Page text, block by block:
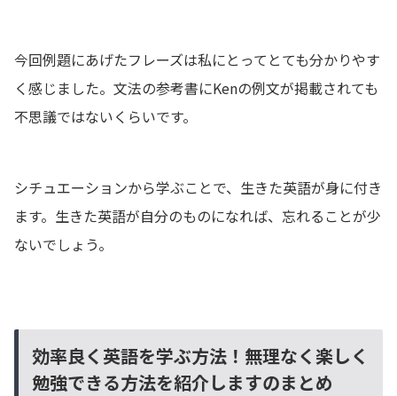
今回例題にあげたフレーズは私にとってとても分かりやす
く感じました。文法の参考書にKenの例文が掲載されても
不思議ではないくらいです。
シチュエーションから学ぶことで、生きた英語が身に付き
ます。生きた英語が自分のものになれば、忘れることが少
ないでしょう。
効率良く英語を学ぶ方法！無理なく楽しく
勉強できる方法を紹介しますのまとめ